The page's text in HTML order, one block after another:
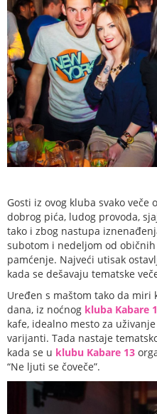
Gosti iz ovog kluba svako veče
dobrog pića, ludog provoda,
tako i zbog nastupa
subotom i nedeljom od
pamćenje. Najveći utisak
kada se dešavaju tematske
Uređen s maštom tako da
dana, iz noćnog kluba Kabare
kafe, idealno mesto za
varijanti. Tada nastaje
kada se u klubu Kabare 13
“Ne ljuti se čoveče”.